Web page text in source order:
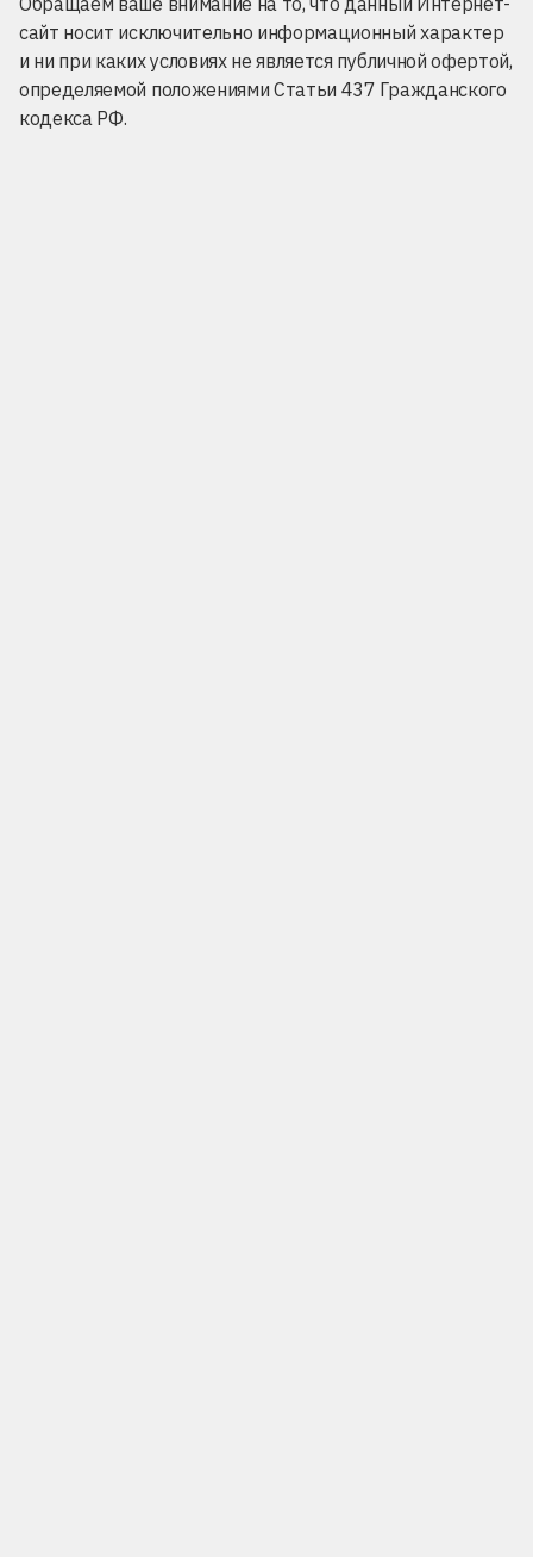
сайт носит исключительно информационный характер
и ни при каких условиях не является публичной офертой,
определяемой положениями Статьи 437 Гражданского
кодекса РФ.